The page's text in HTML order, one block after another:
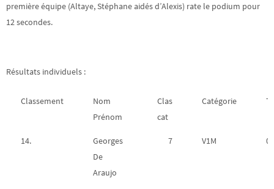
première équipe (Altaye, Stéphane aidés d’Alexis) rate le podium pour
12 secondes.
Résultats individuels :
Classement
Nom
Prénom
Clas
cat
Catégorie
14.
Georges
De
Araujo
7 V1M